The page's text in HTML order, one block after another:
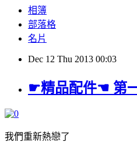
相簿
部落格
名片
Dec 12 Thu 2013 00:03
☛精品配件☚ 第
我們重新熱戀了